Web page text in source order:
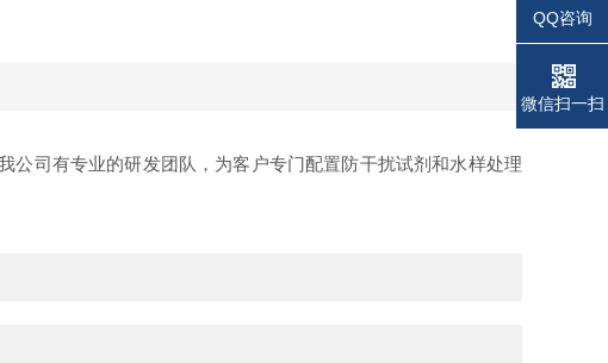
司有专业的研发团队，为客户专门配置防干扰试剂和水样处理
QQ咨询
电话
电话
微信扫一扫